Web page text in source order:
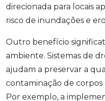
direcionada para locais
risco de inundações e
Outro benefício
ambiente. Sistemas de
ajudam a preservar a
contaminação de corpos
Por exemplo, a